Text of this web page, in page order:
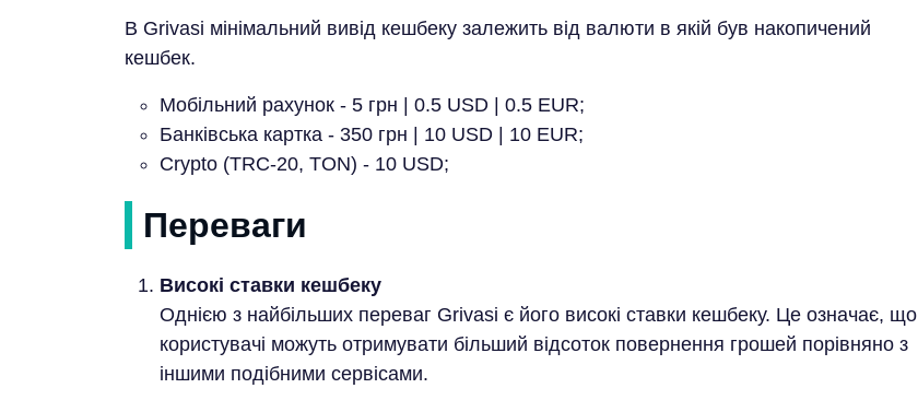
В Grivasi мінімальний вивід кешбеку залежить від валюти в якій був накопичений
кешбек.
Мобільний рахунок - 5 грн | 0.5 USD | 0.5 EUR;
Банківська картка - 350 грн | 10 USD | 10 EUR;
Crypto (TRC-20, TON) - 10 USD;
Переваги
Високі ставки кешбеку
Однією з найбільших переваг Grivasi є його високі ставки кешбеку. Це означає, що
користувачі можуть отримувати більший відсоток повернення грошей порівняно з
іншими подібними сервісами.